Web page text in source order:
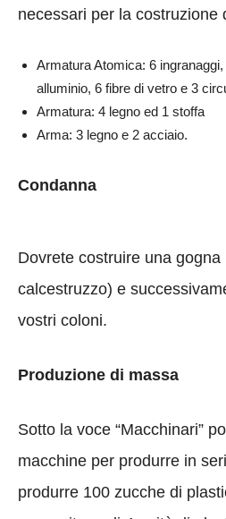
necessari per la costruzione
Armatura Atomica: 6
alluminio, 6 fibre di vetro e 3
Armatura: 4 legno ed 1 stoffa
Arma: 3 legno e 2 acciaio.
Condanna
Dovrete costruire una gogna
calcestruzzo) e
vostri coloni.
Produzione di massa
Sotto la voce “Macchinari”
macchine per produrre in
produrre 100 zucche di